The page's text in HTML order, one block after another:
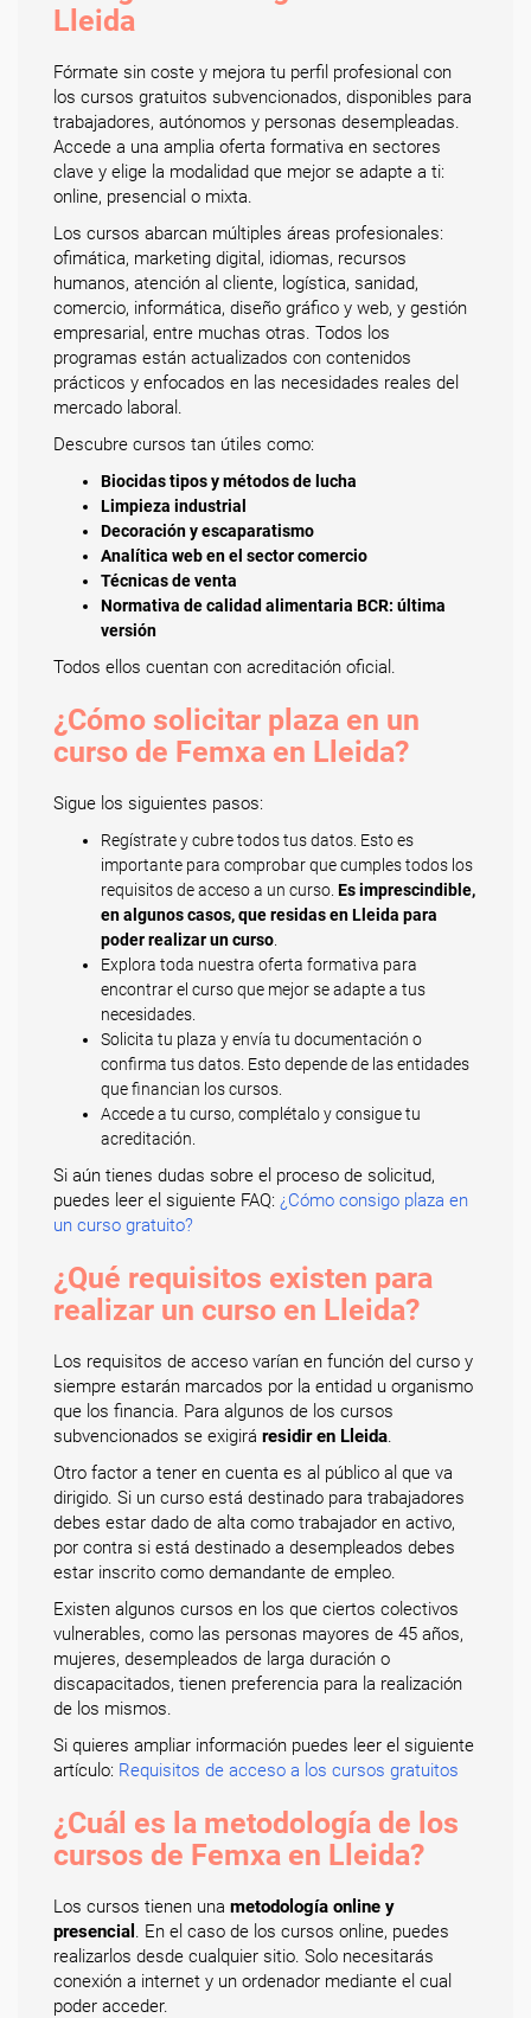
Lleida
Fórmate sin coste y mejora tu perfil profesional con
los cursos gratuitos subvencionados, disponibles para
trabajadores, autónomos y personas desempleadas.
Accede a una amplia oferta formativa en sectores
clave y elige la modalidad que mejor se adapte a ti:
online, presencial o mixta.
Los cursos abarcan múltiples áreas profesionales:
ofimática, marketing digital, idiomas, recursos
humanos, atención al cliente, logística, sanidad,
comercio, informática, diseño gráfico y web, y gestión
empresarial, entre muchas otras. Todos los
programas están actualizados con contenidos
prácticos y enfocados en las necesidades reales del
mercado laboral.
Descubre cursos tan útiles como:
Biocidas tipos y métodos de lucha
Limpieza industrial
Decoración y escaparatismo
Analítica web en el sector comercio
Técnicas de venta
Normativa de calidad alimentaria BCR: última
versión
Todos ellos cuentan con acreditación oficial.
¿Cómo solicitar plaza en un
curso de Femxa en Lleida?
Sigue los siguientes pasos:
Regístrate y cubre todos tus datos. Esto es
importante para comprobar que cumples todos los
requisitos de acceso a un curso. Es imprescindible,
en algunos casos, que residas en Lleida para
poder realizar un curso
Explora toda nuestra oferta formativa para
encontrar el curso que mejor se adapte a tus
necesidades.
Solicita tu plaza y envía tu documentación o
confirma tus datos. Esto depende de las entidades
que financian los cursos.
Accede a tu curso, complétalo y consigue tu
acreditación.
Si aún tienes dudas sobre el proceso de solicitud,
puedes leer el siguiente FAQ: ¿Cómo consigo plaza en
un curso gratuito?
¿Qué requisitos existen para
realizar un curso en Lleida?
Los requisitos de acceso varían en función del curso y
siempre estarán marcados por la entidad u organismo
que los financia. Para algunos de los cursos
subvencionados se exigirá residir en Lleida.
Otro factor a tener en cuenta es al público al que va
dirigido. Si un curso está destinado para trabajadores
debes estar dado de alta como trabajador en activo,
por contra si está destinado a desempleados debes
estar inscrito como demandante de empleo.
Existen algunos cursos en los que ciertos colectivos
vulnerables, como las personas mayores de 45 años,
mujeres, desempleados de larga duración o
discapacitados, tienen preferencia para la realización
de los mismos.
Si quieres ampliar información puedes leer el siguiente
artículo: Requisitos de acceso a los cursos gratuitos
¿Cuál es la metodología de los
cursos de Femxa en Lleida?
Los cursos tienen una metodología online y
presencial . En el caso de los cursos online, puedes
realizarlos desde cualquier sitio. Solo necesitarás
conexión a internet y un ordenador mediante el cual
poder acceder.